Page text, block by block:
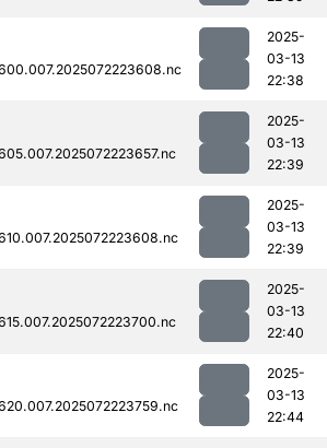
2025-
03-13
22:38
2025-
03-13
22:39
2025-
03-13
22:39
2025-
03-13
22:40
2025-
03-13
22:44